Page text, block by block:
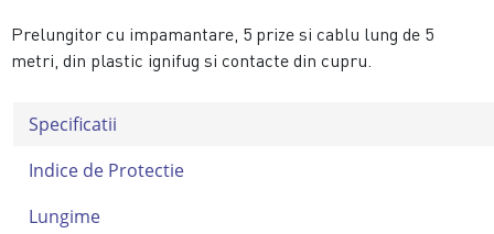
Prelungitor cu impamantare, 5 prize si cablu lung de 5
metri, din plastic ignifug si contacte din cupru.
Specificatii
Indice de Protectie
Lungime